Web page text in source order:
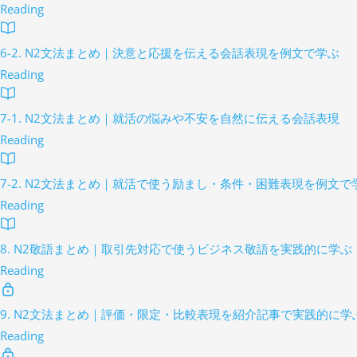
Reading
6-2. N2文法まとめ｜決意と応援を伝える会話表現を例文で学ぶ
Reading
7-1. N2文法まとめ｜就活の悩みや不安を自然に伝える会話表現
Reading
7-2. N2文法まとめ｜就活で使う励まし・条件・困難表現を例文で
Reading
8. N2敬語まとめ｜取引先対応で使うビジネス敬語を実践的に学ぶ
Reading
9. N2文法まとめ｜評価・限定・比較表現を紹介記事で実践的に学
Reading